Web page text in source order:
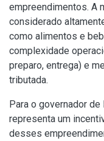
empreendimentos. A
considerado
como alimentos e
complexidade
preparo, entrega) e
tributada.
Para o governador de
representa um
desses